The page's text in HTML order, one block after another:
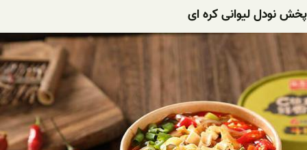
پخش نودل لیوانی کره ای